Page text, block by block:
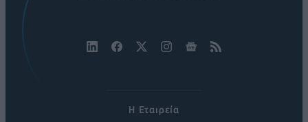
Η Εταιρεία